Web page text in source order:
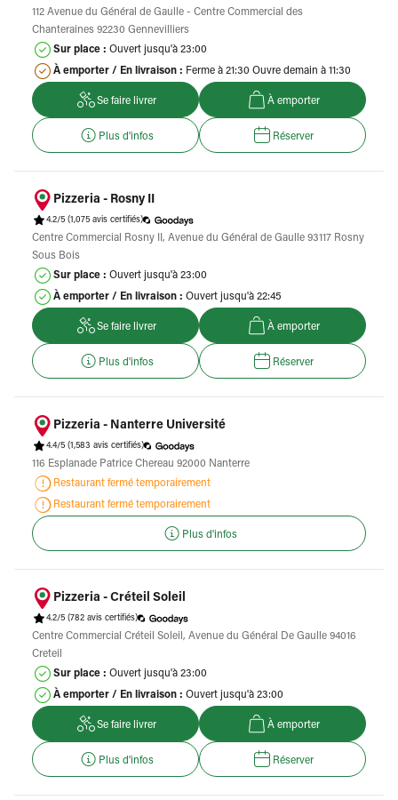
112 Avenue du Général de Gaulle - Centre Commercial des
Chanteraines 92230 Gennevilliers
Sur place : Ouvert jusqu'à 23:00
À emporter / En livraison : Ferme à 21:30 Ouvre demain à 11:30
Se faire livrer À emporter
Plus d'infos Réserver
Pizzeria - Rosny II
4.2/5 (1,075 avis certifiés)
Centre Commercial Rosny II, Avenue du Général de Gaulle 93117 Rosny
Sous Bois
Sur place : Ouvert jusqu'à 23:00
À emporter / En livraison : Ouvert jusqu'à 22:45
Se faire livrer À emporter
Plus d'infos Réserver
Pizzeria - Nanterre Université
4.4/5 (1,583 avis certifiés)
116 Esplanade Patrice Chereau 92000 Nanterre
Restaurant fermé temporairement
Restaurant fermé temporairement
Plus d'infos
Pizzeria - Créteil Soleil
4.2/5 (782 avis certifiés)
Centre Commercial Créteil Soleil, Avenue du Général De Gaulle 94016
Creteil
Sur place : Ouvert jusqu'à 23:00
À emporter / En livraison : Ouvert jusqu'à 23:00
Se faire livrer À emporter
Plus d'infos Réserver